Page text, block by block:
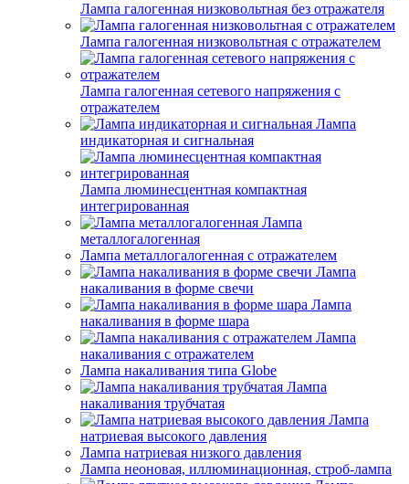
Лампа галогенная низковольтная без отражателя
Лампа галогенная низковольтная с отражателем
Лампа галогенная сетевого напряжения с
отражателем
Лампа
индикаторная и сигнальная
Лампа люминесцентная компактная
интегрированная
Лампа
металлогалогенная
Лампа металлогалогенная с отражателем
Лампа
накаливания в форме свечи
Лампа
накаливания в форме шара
Лампа
накаливания с отражателем
Лампа накаливания типа Globe
Лампа
накаливания трубчатая
Лампа
натриевая высокого давления
Лампа натриевая низкого давления
Лампа неоновая, иллюминационная, строб-лампа